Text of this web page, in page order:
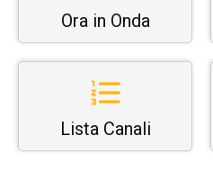
Ora in Onda
Lista Canali